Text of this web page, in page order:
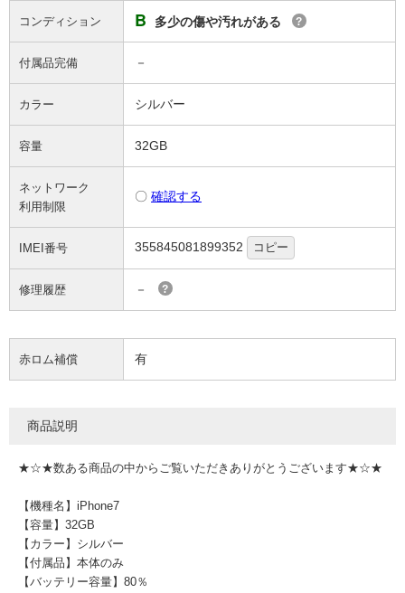
コンディション B 多少の傷や汚れがある ?
付属品完備 －
カラー シルバー
容量 32GB
ネットワーク
利用制限
〇 確認する
IMEI番号 355845081899352 コピー
修理履歴 － ?
赤ロム補償 有
商品説明
★☆★数ある商品の中からご覧いただきありがとうございます★☆★
【機種名】iPhone7
【容量】32GB
【カラー】シルバー
【付属品】本体のみ
【バッテリー容量】80％